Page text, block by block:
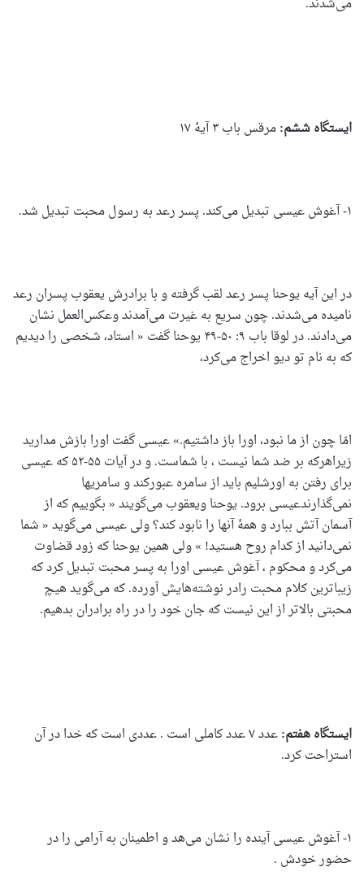
ایستگاه ششم:مرقس باب ۳ آیۀ ۱۷
۱- آغوش عیسی تبد‌یل می‌کند. پسر رعد به رسول محبت تبدیل شد.
در این آیه یوحنا پسر رعد لقب گرفته و با برادرش یعقوب پسران رعد
نامیده می‌شدند. چون سریع به غیرت می‌آمدند وعکس‌العمل نشان
می‌دادند. در لوقا باب ۹: ۵۰-۴۹ یوحنا گفت « استاد، شخصی را دیدیم
که به نام تو دیو اخراج می‌کرد،
امّا چون از ما نبود، اورا باز داشتیم.» عیسی گفت اورا بازش مدارید
زیراهرکه بر ضد شما نیست ، با شماست. و در آیات ۵۵-۵۲ که عیسی
برای رفتن به اورشلیم باید از سامره عبورکند و سامریها
نمی‌گذارندعیسی برود. یوحنا ویعقوب می‌گویند « بگوییم که از
آسمان آتش ببارد و همۀ آنها را نابود کند؟ ولی عیسی می‌گوید « شما
نمی‌دانید از کدام روح هستید! » ولی همین یوحنا که زود قضاوت
می‌کرد و محکوم ، آغوش عیسی اورا به پسر محبت تبدیل کرد که
زیباترین کلام محبت رادر نوشته‌هایش آورده. که می‌گوید هیچ
محبتی بالاتر از این نیست که جان خود را در راه برادران بدهیم.
ایستگاه هفتم:
عدد ۷ عدد کاملی است . عددی است که خدا در آن
استراحت کرد.
۱- آغوش عیسی آینده را نشان می‌‌هد و اطمینان به آرامی را در
حضور خودش .